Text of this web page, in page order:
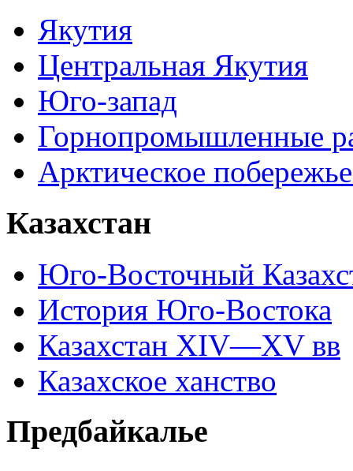
Якутия
Центральная Якутия
Юго-запад
Горнопромышленные
Арктическое
Казахстан
Юго-Восточный
История Юго-Востока
Казахстан XIV—XV вв
Казахское ханство
Предбайкалье